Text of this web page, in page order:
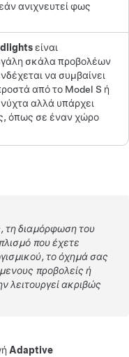
ανιχνευτεί φως
είναι
σκάλα προβολέων
να συμβαίνει
από το Model S ή
νύχτα αλλά υπάρχει
όπως σε έναν χώρο
τη διαμόρφωση του
που έχετε
το όχημά σας
προβολείς ή
λειτουργεί ακριβώς
Adaptive